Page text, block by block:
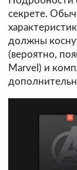
секрете.
должны
(вероятно,
Marvel) и